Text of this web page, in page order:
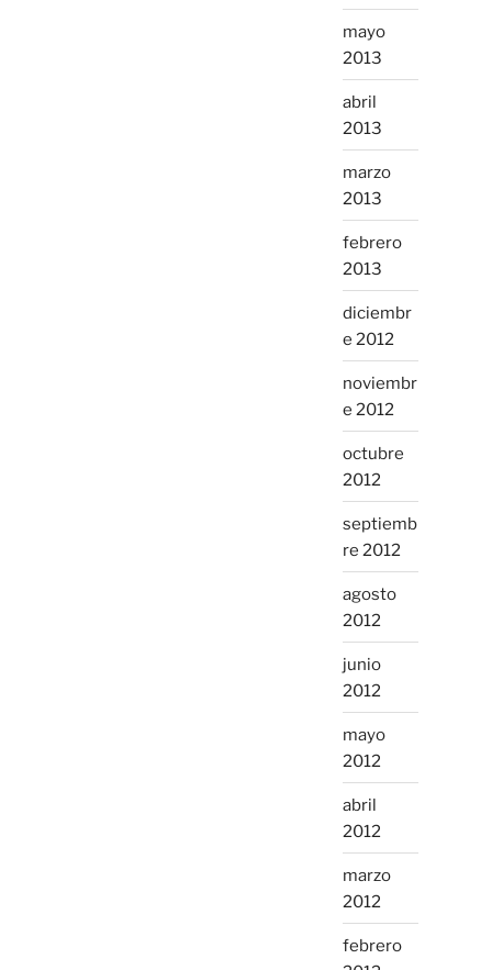
mayo
2013
abril
2013
marzo
2013
febrero
2013
diciembr
e 2012
noviembr
e 2012
octubre
2012
septiemb
re 2012
agosto
2012
junio
2012
mayo
2012
abril
2012
marzo
2012
febrero